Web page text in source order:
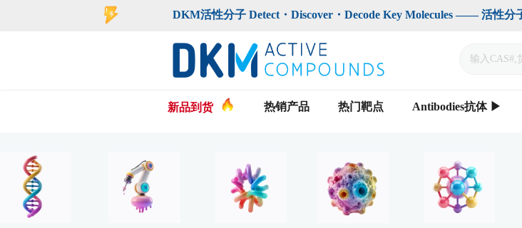
DKM活性分子 Detect・Discover・Decode Key Molecules —— 活性分
新品到货 热销产品 热门靶点 Antibodies抗体 ▶